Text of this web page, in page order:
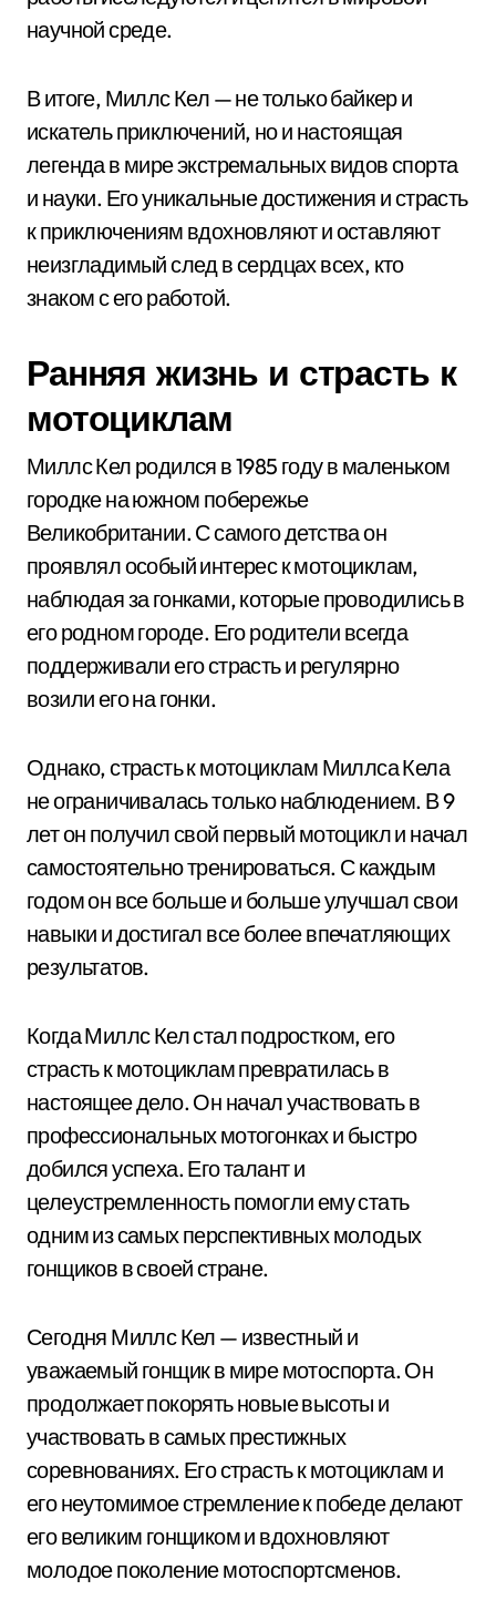
научной среде.
В итоге, Миллс Кел — не только байкер и
искатель приключений, но и настоящая
легенда в мире экстремальных видов спорта
и науки. Его уникальные достижения и страсть
к приключениям вдохновляют и оставляют
неизгладимый след в сердцах всех, кто
знаком с его работой.
Ранняя жизнь и страсть к
мотоциклам
Миллс Кел родился в 1985 году в маленьком
городке на южном побережье
Великобритании. С самого детства он
проявлял особый интерес к мотоциклам,
наблюдая за гонками, которые проводились в
его родном городе. Его родители всегда
поддерживали его страсть и регулярно
возили его на гонки.
Однако, страсть к мотоциклам Миллса Кела
не ограничивалась только наблюдением. В 9
лет он получил свой первый мотоцикл и начал
самостоятельно тренироваться. С каждым
годом он все больше и больше улучшал свои
навыки и достигал все более впечатляющих
результатов.
Когда Миллс Кел стал подростком, его
страсть к мотоциклам превратилась в
настоящее дело. Он начал участвовать в
профессиональных мотогонках и быстро
добился успеха. Его талант и
целеустремленность помогли ему стать
одним из самых перспективных молодых
гонщиков в своей стране.
Сегодня Миллс Кел — известный и
уважаемый гонщик в мире мотоспорта. Он
продолжает покорять новые высоты и
участвовать в самых престижных
соревнованиях. Его страсть к мотоциклам и
его неутомимое стремление к победе делают
его великим гонщиком и вдохновляют
молодое поколение мотоспортсменов.